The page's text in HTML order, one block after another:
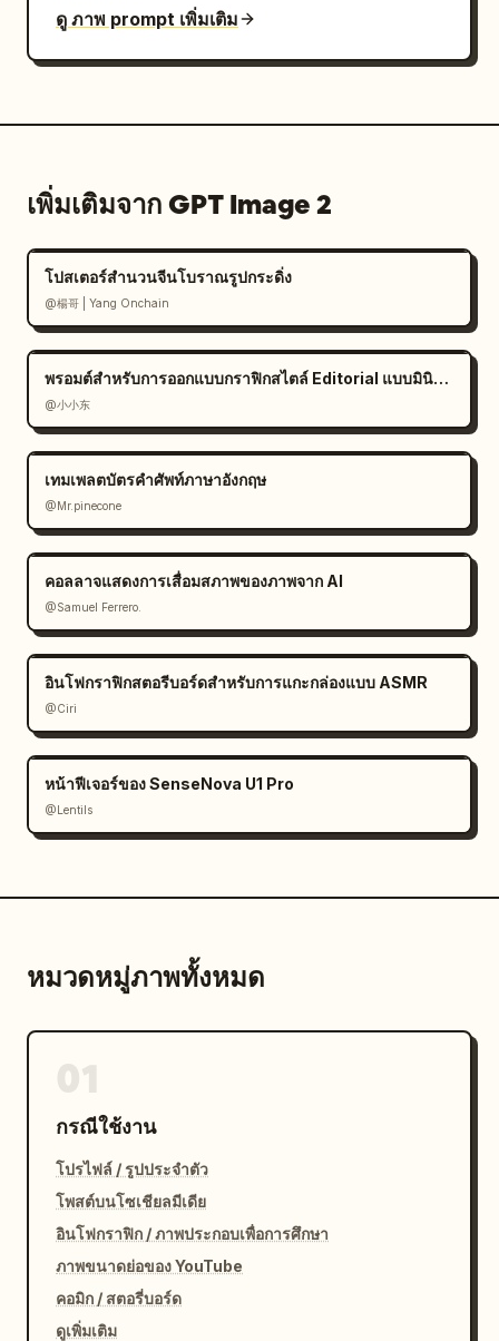
          ]
        }
      "icon": "lightbulb",
      "content": "1 ประโยคสรุปเกี่ยวกับกลไกภูมิ
อากาศของโลก"
    }
  }
}
ดู ภาพ prompt เพิ่มเติม
เพิ่มเติมจาก GPT Image 2
โปสเตอร์สำนวนจีนโบราณรูปกระดิ่ง
@楊哥 | Yang Onchain
พรอมต์สำหรับการออกแบบกราฟิกสไตล์ Editorial แบบมินิมอล
@小小东
เทมเพลตบัตรคำศัพท์ภาษาอังกฤษ
@Mr.pinecone
คอลลาจแสดงการเสื่อมสภาพของภาพจาก AI
@Samuel Ferrero.
อินโฟกราฟิกสตอรีบอร์ดสำหรับการแกะกล่องแบบ ASMR
@Ciri
หน้าฟีเจอร์ของ SenseNova U1 Pro
@Lentils
หมวดหมู่ภาพทั้งหมด
กรณีใช้งาน
โปรไฟล์ / รูปประจำตัว
โพสต์บนโซเชียลมีเดีย
อินโฟกราฟิก / ภาพประกอบเพื่อการศึกษา
ภาพขนาดย่อของ YouTube
คอมิก / สตอรี่บอร์ด
ดูเพิ่มเติม